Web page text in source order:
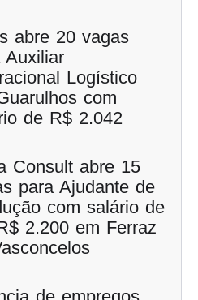
abre 20 vagas
Auxiliar
Logístico
com
de R$ 2.042
Consult abre 15
para Ajudante de
com salário de
2.200 em Ferraz